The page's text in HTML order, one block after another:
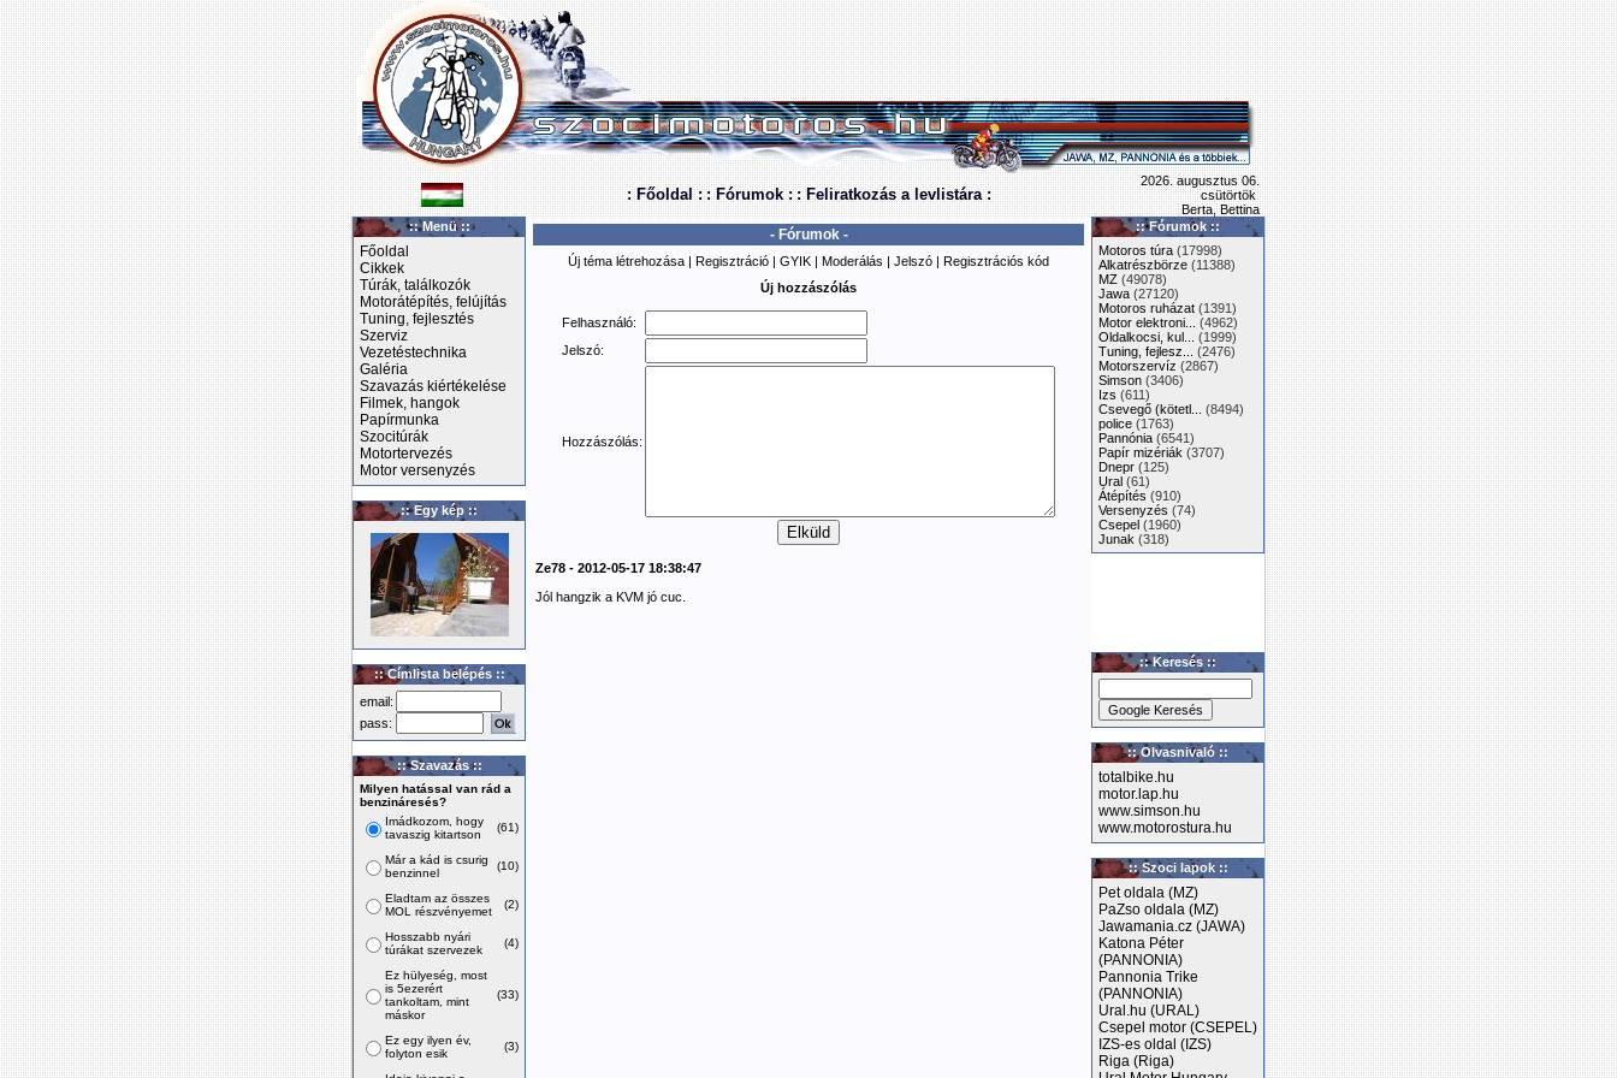
: Főoldal : : Fórumok : : Feliratkozás a levlistára :
2026. augusztus 06.
csütörtök
Berta, Bettina
:: Menü ::
Főoldal
Cikkek
Túrák, találkozók
Motorátépítés, felújítás
Tuning, fejlesztés
Szerviz
Vezetéstechnika
Galéria
Szavazás kiértékelése
Filmek, hangok
Papírmunka
Szocitúrák
Motortervezés
Motor versenyzés
:: Egy kép ::
:: Címlista belépés ::
email:
pass:
:: Szavazás ::
Milyen hatással van rád a
benzináresés?
Imádkozom, hogy
tavaszig kitartson
(61)
Már a kád is csurig
benzinnel
(10)
Eladtam az összes
MOL részvényemet
(2)
Hosszabb nyári
túrákat szervezek
(4)
Ez hülyeség, most
is 5ezerért
tankoltam, mint
máskor
(33)
Ez egy ilyen év,
folyton esik
(3)
- Fórumok -
Új téma létrehozása | Regisztráció | GYIK | Moderálás | Jelszó | Regisztrációs kód
Új hozzászólás
Felhasználó:
Jelszó:
Hozzászólás:
Ze78 - 2012-05-17 18:38:47
Jól hangzik a KVM jó cuc.
:: Fórumok ::
Motoros túra (17998)
Alkatrészbörze (11388)
MZ (49078)
Jawa (27120)
Motoros ruházat (1391)
Motor elektroni...
(4962)
Oldalkocsi, kul...
(1999)
Tuning, fejlesz...
(2476)
Motorszervíz (2867)
Simson (3406)
Izs (611)
Csevegő (kötetl...
(8494)
police (1763)
Pannónia (6541)
Papír mizériák (3707)
Dnepr (125)
Ural (61)
Átépítés (910)
Versenyzés (74)
Csepel (1960)
Junak (318)
:: Keresés ::
:: Olvasnivaló ::
totalbike.hu
motor.lap.hu
www.simson.hu
www.motorostura.hu
:: Szoci lapok ::
Pet oldala (MZ)
PaZso oldala (MZ)
Jawamania.cz (JAWA)
Katona Péter
(PANNONIA)
Pannonia Trike
(PANNONIA)
Ural.hu (URAL)
Csepel motor (CSEPEL)
IZS-es oldal (IZS)
Riga (Riga)